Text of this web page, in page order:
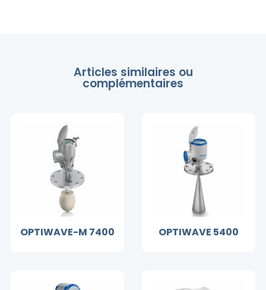
Articles similaires ou
complémentaires
OPTIWAVE-M 7400 OPTIWAVE 5400